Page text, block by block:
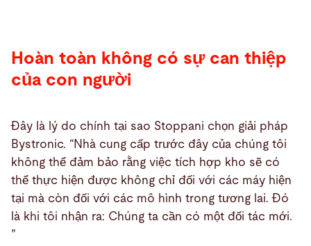
Hoàn toàn không có sự can thiệp
của con người
Đây là lý do chính tại sao Stoppani chọn giải pháp
Bystronic. “Nhà cung cấp trước đây của chúng tôi
không thể đảm bảo rằng việc tích hợp kho sẽ có
thể thực hiện được không chỉ đối với các máy hiện
tại mà còn đối với các mô hình trong tương lai. Đó
là khi tôi nhận ra: Chúng ta cần có một đối tác mới.
”